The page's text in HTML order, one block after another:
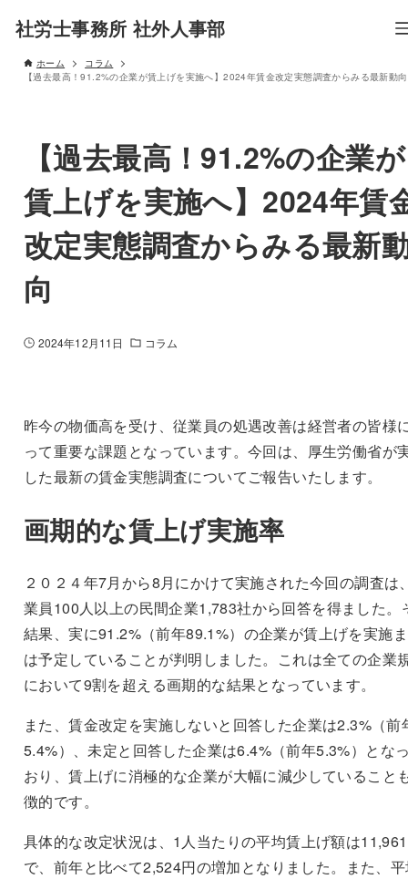
社労士事務所 社外人事部
ホーム
コラム
【過去最高！91.2%の企業が賃上げを実施へ】2024年賃金改定実態調査からみる最新動向
【過去最高！91.2%の企業が
賃上げを実施へ】2024年賃
改定実態調査からみる最新
向
2024年12月11日 コラム
昨今の物価高を受け、従業員の処遇改善は経営者の皆様
って重要な課題となっています。今回は、厚生労働省が
した最新の賃金実態調査についてご報告いたします。
画期的な賃上げ実施率
２０２４年7月から8月にかけて実施された今回の調査は
業員100人以上の民間企業1,783社から回答を得ました。
結果、実に91.2%（前年89.1%）の企業が賃上げを実施
は予定していることが判明しました。これは全ての企業
において9割を超える画期的な結果となっています。
また、賃金改定を実施しないと回答した企業は2.3%（前
5.4%）、未定と回答した企業は6.4%（前年5.3%）とな
おり、賃上げに消極的な企業が大幅に減少していること
徴的です。
具体的な改定状況は、1人当たりの平均賃上げ額は
で、前年と比べて2,524円の増加となりました。また、